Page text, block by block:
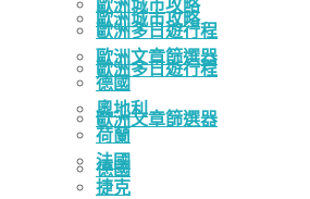
歐洲城市攻略
歐洲多日遊行程
歐洲文章篩選器
德國
歐洲城市攻略
歐洲多日遊行程
歐洲文章篩選器
德國
奧地利
荷蘭
法國
捷克